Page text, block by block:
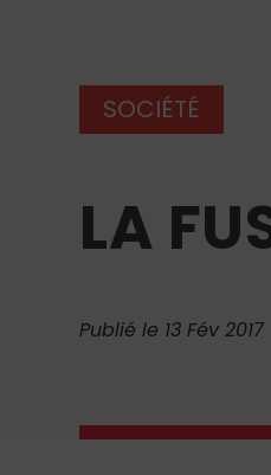
SOCIÉTÉ
LA
Publié le 13 Fév 2017